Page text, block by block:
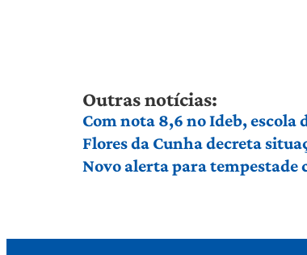
Outras notícias:
Com nota 8,6 no Ideb, escola
Flores da Cunha decreta
Novo alerta para tempestade